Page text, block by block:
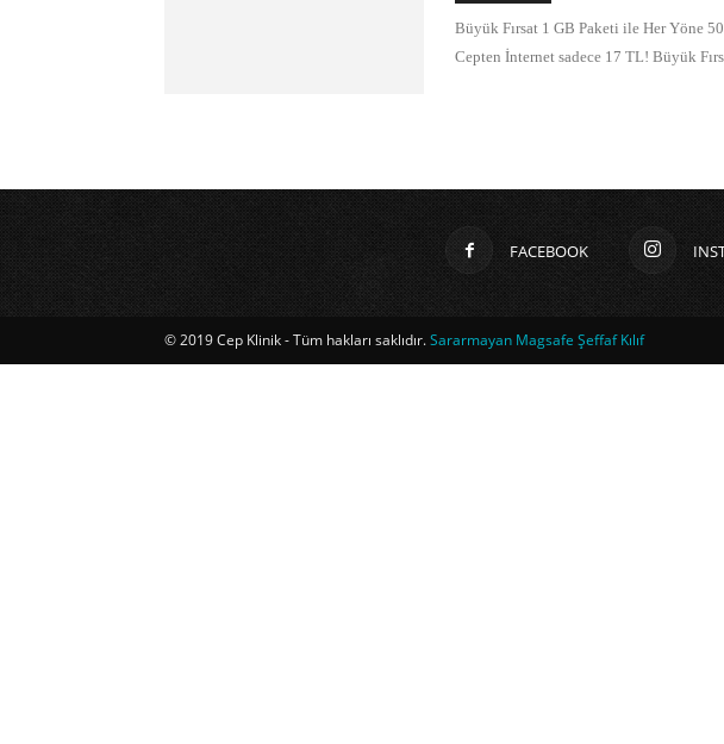
Büyük Fırsat 1 GB Paketi ile Her Yöne
Cepten İnternet sadece 17 TL! Büyük
FACEBOOK
© 2019 Cep Klinik - Tüm hakları saklıdır.Sararmayan Magsafe Şeffaf Kılıf